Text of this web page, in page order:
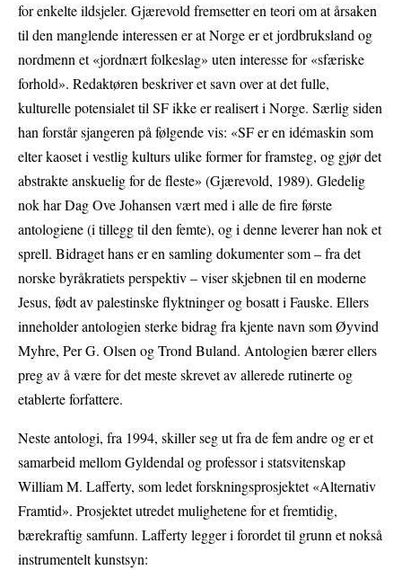
for enkelte ildsjeler. Gjærevold fremsetter en teori om at årsaken
til den manglende interessen er at Norge er et jordbruksland og
nordmenn et «jordnært folkeslag» uten interesse for «sfæriske
forhold». Redaktøren beskriver et savn over at det fulle,
kulturelle potensialet til SF ikke er realisert i Norge. Særlig siden
han forstår sjangeren på følgende vis: «SF er en idémaskin som
elter kaoset i vestlig kulturs ulike former for framsteg, og gjør det
abstrakte anskuelig for de fleste» (Gjærevold, 1989). Gledelig
nok har Dag Ove Johansen vært med i alle de fire første
antologiene (i tillegg til den femte), og i denne leverer han nok et
sprell. Bidraget hans er en samling dokumenter som – fra det
norske byråkratiets perspektiv – viser skjebnen til en moderne
Jesus, født av palestinske flyktninger og bosatt i Fauske. Ellers
inneholder antologien sterke bidrag fra kjente navn som Øyvind
Myhre, Per G. Olsen og Trond Buland. Antologien bærer ellers
preg av å være for det meste skrevet av allerede rutinerte og
etablerte forfattere.
Neste antologi, fra 1994, skiller seg ut fra de fem andre og er et
samarbeid mellom Gyldendal og professor i statsvitenskap
William M. Lafferty, som ledet forskningsprosjektet «Alternativ
Framtid». Prosjektet utredet mulighetene for et fremtidig,
bærekraftig samfunn. Lafferty legger i forordet til grunn et nokså
instrumentelt kunstsyn: